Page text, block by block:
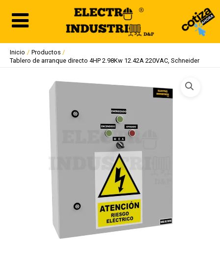
contenido
Inicio
Productos
Tablero de arranque directo 4HP 2.98Kw 12.42A 220VAC, Schneider